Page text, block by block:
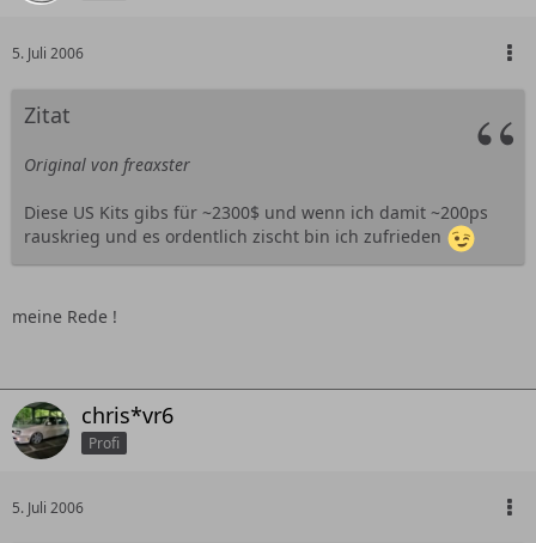
5. Juli 2006
Zitat
Original von freaxster
Diese US Kits gibs für ~2300$ und wenn ich damit ~200ps
rauskrieg und es ordentlich zischt bin ich zufrieden
meine Rede !
chris*vr6
Profi
5. Juli 2006